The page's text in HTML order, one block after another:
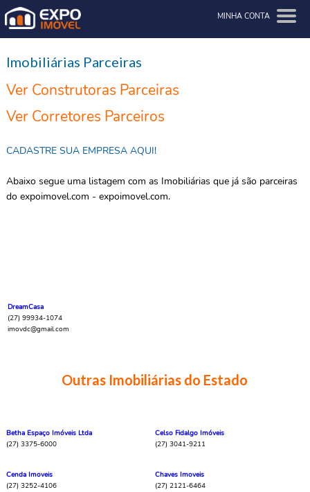
MINHA CONTA
Imobiliárias Parceiras
Ver Construtoras Parceiras
Ver Corretores Parceiros
CADASTRE SUA EMPRESA AQUI!
Abaixo segue uma listagem com as Imobiliárias que já são parceiras
do expoimovel.com - expoimovel.com.
DreamCasa
(27) 99934-1074
imovdc@gmail.com
Outras Imobiliárias do Estado
Betha Espaço Imóveis Ltda
(27) 3375-6000
Celso Fidalgo Imóveis
(27) 3041-9211
Cenda Imoveis
(27) 3252-4106
Chaves Imoveis
(27) 2121-6464